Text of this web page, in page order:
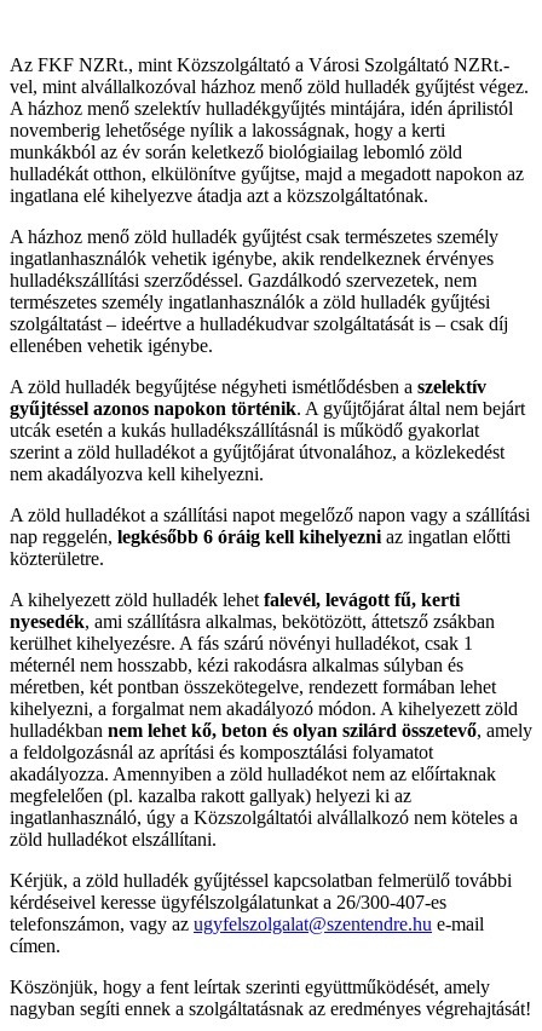
Az FKF NZRt., mint Közszolgáltató a Városi Szolgáltató NZRt.-
vel, mint alvállalkozóval házhoz menő zöld hulladék gyűjtést végez.
A házhoz menő szelektív hulladékgyűjtés mintájára, idén áprilistól
novemberig lehetősége nyílik a lakosságnak, hogy a kerti
munkákból az év során keletkező biológiailag lebomló zöld
hulladékát otthon, elkülönítve gyűjtse, majd a megadott napokon az
ingatlana elé kihelyezve átadja azt a közszolgáltatónak.
A házhoz menő zöld hulladék gyűjtést csak természetes személy
ingatlanhasználók vehetik igénybe, akik rendelkeznek érvényes
hulladékszállítási szerződéssel. Gazdálkodó szervezetek, nem
természetes személy ingatlanhasználók a zöld hulladék gyűjtési
szolgáltatást – ideértve a hulladékudvar szolgáltatását is – csak díj
ellenében vehetik igénybe.
A zöld hulladék begyűjtése négyheti ismétlődésben a szelektív
gyűjtéssel azonos napokon történik. A gyűjtőjárat által nem bejárt
utcák esetén a kukás hulladékszállításnál is működő gyakorlat
szerint a zöld hulladékot a gyűjtőjárat útvonalához, a közlekedést
nem akadályozva kell kihelyezni.
A zöld hulladékot a szállítási napot megelőző napon vagy a szállítási
nap reggelén, legkésőbb 6 óráig kell kihelyezni az ingatlan előtti
közterületre.
A kihelyezett zöld hulladék lehet falevél, levágott fű, kerti
nyesedék, ami szállításra alkalmas, bekötözött, áttetsző zsákban
kerülhet kihelyezésre. A fás szárú növényi hulladékot, csak 1
méternél nem hosszabb, kézi rakodásra alkalmas súlyban és
méretben, két pontban összekötegelve, rendezett formában lehet
kihelyezni, a forgalmat nem akadályozó módon. A kihelyezett zöld
hulladékban nem lehet kő, beton és olyan szilárd összetevő, amely
a feldolgozásnál az aprítási és komposztálási folyamatot
akadályozza. Amennyiben a zöld hulladékot nem az előírtaknak
megfelelően (pl. kazalba rakott gallyak) helyezi ki az
ingatlanhasználó, úgy a Közszolgáltatói alvállalkozó nem köteles a
zöld hulladékot elszállítani.
Kérjük, a zöld hulladék gyűjtéssel kapcsolatban felmerülő további
kérdéseivel keresse ügyfélszolgálatunkat a 26/300-407-es
telefonszámon, vagy az ugyfelszolgalat@szentendre.hu e-mail
címen.
Köszönjük, hogy a fent leírtak szerinti együttműködését, amely
nagyban segíti ennek a szolgáltatásnak az eredményes végrehajtását!